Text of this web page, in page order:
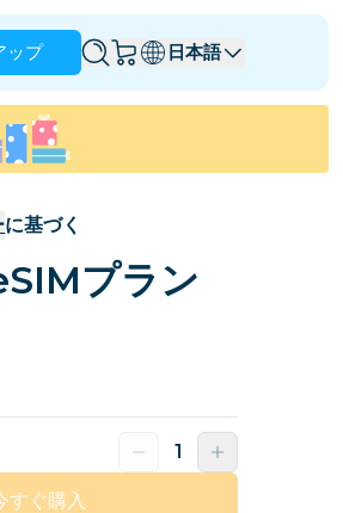
ップ 日本語
ブルネイ
キプロス
に基づく
プラン
すぐ購入